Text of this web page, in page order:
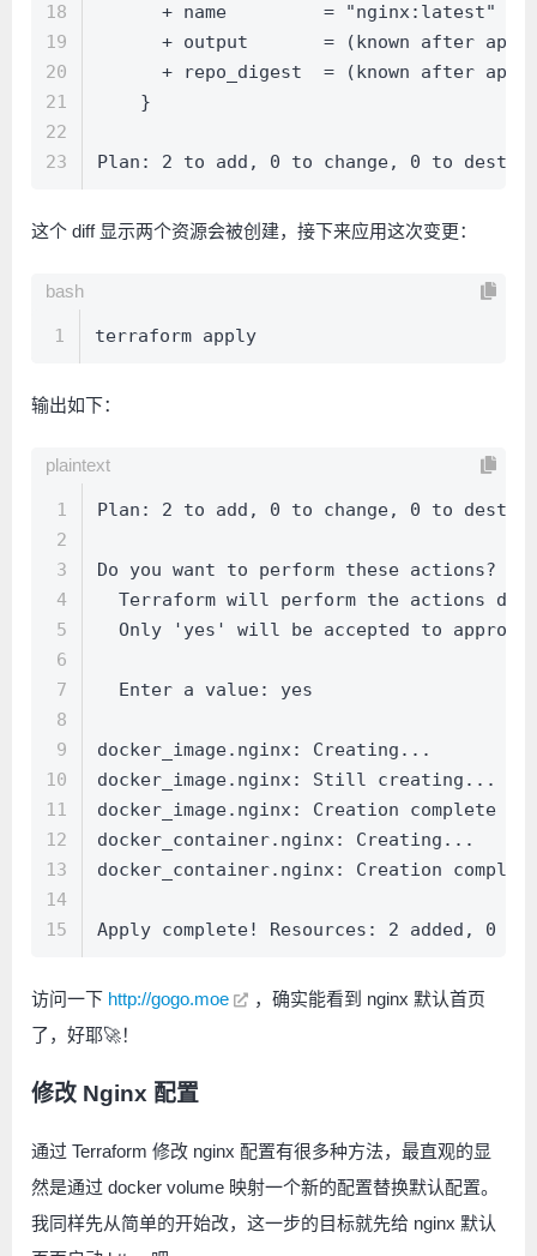
18
19
20
21
22
23
      + name         = "nginx:latest"
+ output       = (known after
+ repo_digest  = (known after
    }
Plan: 2 to add, 0 to change, 0 to
这个 diff 显示两个资源会被创建，接下来应用这次变更：
bash
1 terraform apply
输出如下：
plaintext
1
2
3
4
5
6
7
8
9
10
11
12
13
14
15
Plan: 2 to add, 0 to change, 0 to
Do you want to perform these actions?
Terraform will perform the actions
Only 'yes' will be accepted to
  Enter a value: yes
docker_image.nginx: Creating...
docker_image.nginx: Still creating...
docker_image.nginx: Creation complete
docker_container.nginx: Creating...
docker_container.nginx: Creation complete
Apply complete! Resources: 2 added, 0
访问一下 http://gogo.moe
，确实能看到 nginx 默认首页
了，好耶🚀！
修改 Nginx 配置
通过 Terraform 修改 nginx 配置有很多种方法，最直观的显
然是通过 docker volume 映射一个新的配置替换默认配置。
我同样先从简单的开始改，这一步的目标就先给 nginx 默认